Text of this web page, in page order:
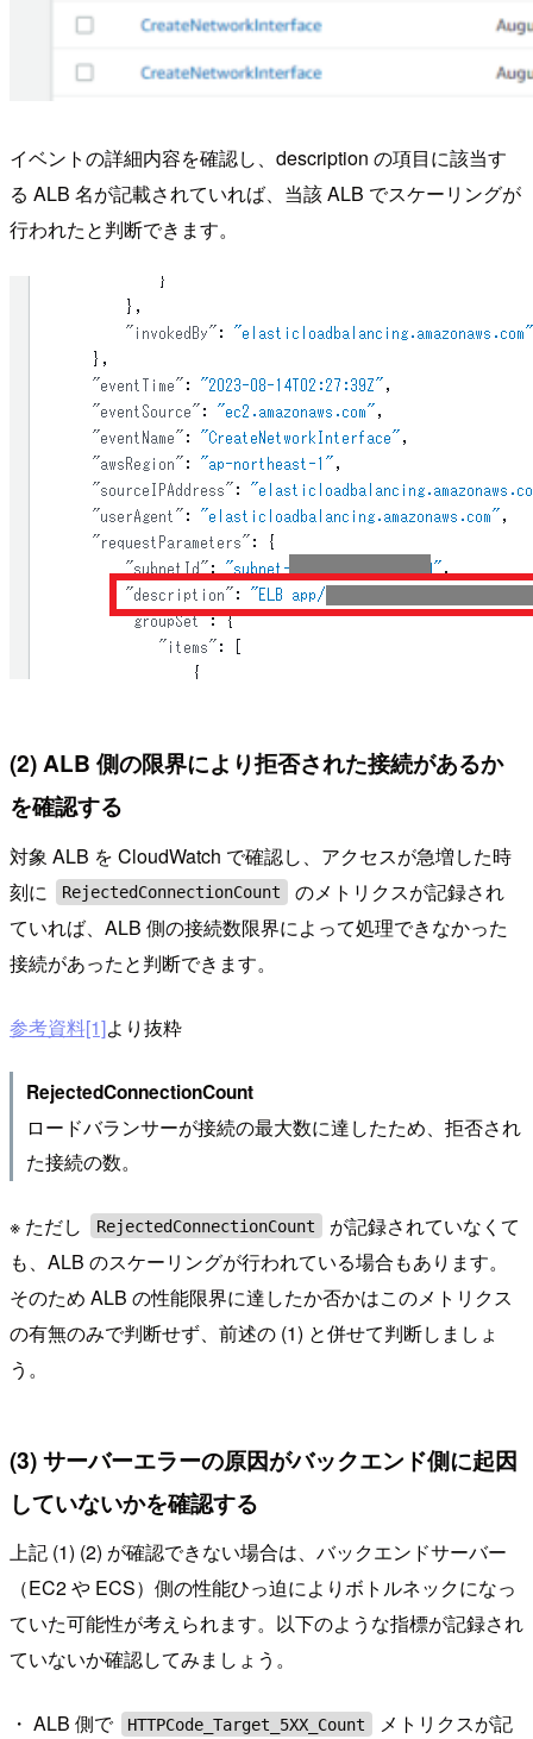
イベントの詳細内容を確認し、description の項目に該当す
る ALB 名が記載されていれば、当該 ALB でスケーリングが
行われたと判断できます。
(2) ALB 側の限界により拒否された接続があるか
を確認する
対象 ALB を CloudWatch で確認し、アクセスが急増した時
刻に
RejectedConnectionCount
のメトリクスが記録され
ていれば、ALB 側の接続数限界によって処理できなかった
接続があったと判断できます。
参考資料[1]より抜粋
RejectedConnectionCount
ロードバランサーが接続の最大数に達したため、拒否され
た接続の数。
※ ただし RejectedConnectionCount
が記録されていなくて
も、ALB のスケーリングが行われている場合もあります。
そのため ALB の性能限界に達したか否かはこのメトリクス
の有無のみで判断せず、前述の (1) と併せて判断しましょ
う。
(3) サーバーエラーの原因がバックエンド側に起因
していないかを確認する
上記 (1) (2) が確認できない場合は、バックエンドサーバー
（EC2 や ECS）側の性能ひっ迫によりボトルネックになっ
ていた可能性が考えられます。以下のような指標が記録され
ていないか確認してみましょう。
・ ALB 側で HTTPCode_Target_5XX_Count
メトリクスが記